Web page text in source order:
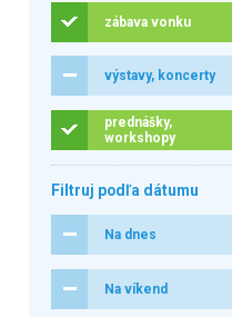
zábava vonku
výstavy, koncerty
prednášky,
workshopy
Filtruj podľa dátumu
Na dnes
Na víkend